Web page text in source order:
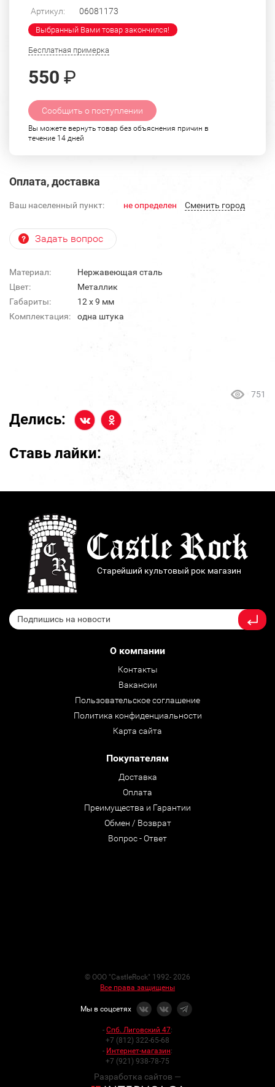
Артикул: 06081173
Выбранный Вами товар закончился!
Бесплатная примерка
550 ₽
Сообщить о поступлении
Вы можете вернуть товар без объяснения причин в
течение 14 дней
Оплата, доставка
Ваш населенный пункт: не определен Cменить город
Задать вопрос
Материал:
Нержавеющая сталь
Цвет:
Металлик
Габариты:
12 х 9 мм
Комплектация:
одна штука
751
Делись:
Ставь лайки:
Старейший культовый рок магазин
О компании
Контакты
Вакансии
Пользовательское соглашение
Политика конфиденциальности
Карта сайта
Покупателям
Доставка
Оплата
Преимущества и Гарантии
Обмен / Возврат
Вопрос - Ответ
© ООО "CastleRock" 1992- 2026
Все права защищены
Мы в соцсетях
- Спб. Лиговский 47:
+7 (812) 322-65-68
- Интернет-магазин:
+7 (921) 938-78-75
Разработка сайтов —